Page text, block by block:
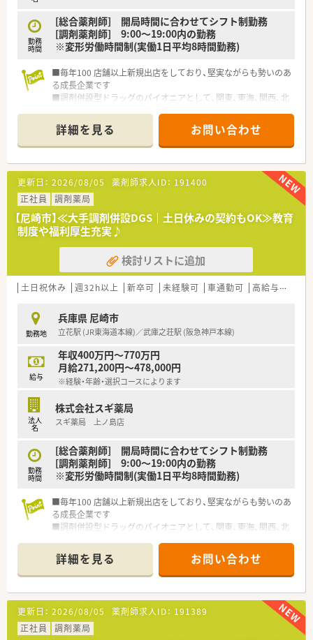
勤務
時間
[総合薬剤師] 開局時間に合わせてシフト制勤務
[調剤薬剤師] 9:00～19:00内の勤務
※変形労働時間制(実働1日平均8時間勤務)
■毎年100 店舗以上新規出店をしており、堅実ながらも勢いのあ
る成長企業です
■調剤併設型ドラッグのパイオニアとして、関東、東海、関西、北
■研修制度は様々なプランがあり、集合研修だけでなく任意で受
講可能な研修も幅広く用意されています
■店舗で活躍する従業員、社外で活躍する従業員、将来経営幹部
となる従業員など、薬剤師として様々な活躍ができるフィールド
を用意されています
■総合薬剤師・調剤薬剤師（土日休み・19時までの勤務）どちらか
の働き方を選択できます
■調剤併設型だけでなく「医療モール・クリニック併設店舗」「敷
地内薬局」「訪問調剤特化型店舗」など様々な店舗を運営してい
ます
■在宅医療にも積極的取り組んでおり「訪問調剤特化型店舗」を
50店舗以上、無菌調剤室は業界最多の51店舗設置しています
■「プラチナくるみん認定企業」「健康経営優良法人2023（大規模
法人部門）認定」等を取得し一人ひとりが働きやすい環境が整備
■充実した研修制度、人事制度、評価制度、キャリア支援制度等
があるのも特徴です
詳細を見る お問い合わせ
更新日： 2026/08/05 薬剤師求人ID： 191400
正社員
調剤薬局
【尼崎市】≪大手調剤併設DGS｜土日休みの契約もOK≫教育
制度や福利厚生充実♪
検討リストに追加
土日祝休み 週32h以上 新卒可 未経験可 車通勤可 高給与(600万円以上)
勤務地
兵庫県 尼崎市
立花駅 (JR東海道本線)／武庫之荘駅 (阪急神戸本線)
給与
年収400万円～770万円
月給271,200円～478,000円
※経験・年齢・選択コースによります
法人
名
株式会社スギ薬局
スギ薬局 上ノ島店
勤務
時間
[総合薬剤師] 開局時間に合わせてシフト制勤務
[調剤薬剤師] 9:00～19:00内の勤務
※変形労働時間制(実働1日平均8時間勤務)
■毎年100 店舗以上新規出店をしており、堅実ながらも勢いのあ
る成長企業です
■調剤併設型ドラッグのパイオニアとして、関東、東海、関西、北
■研修制度は様々なプランがあり、集合研修だけでなく任意で受
講可能な研修も幅広く用意されています
■店舗で活躍する従業員、社外で活躍する従業員、将来経営幹部
となる従業員など、薬剤師として様々な活躍ができるフィールド
を用意されています
■総合薬剤師・調剤薬剤師（土日休み・19時までの勤務）どちらか
の働き方を選択できます
詳細を見る お問い合わせ
更新日： 2026/08/05 薬剤師求人ID： 191389
正社員
調剤薬局